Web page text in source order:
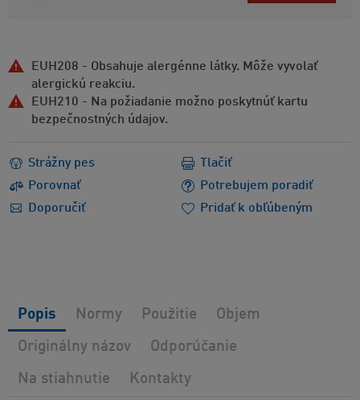
EUH208 - Obsahuje alergénne látky. Môže vyvolať
alergickú reakciu.
EUH210 - Na požiadanie možno poskytnúť kartu
bezpečnostných údajov.
Strážny pes
Porovnať
Potrebujem poradiť
Doporučiť
Tlačiť
Pridať k obľúbeným
Popis Normy Použitie Objem
Originálny názov Odporúčanie
Na stiahnutie Kontakty